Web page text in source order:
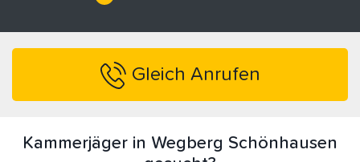
Gleich Anrufen
Kammerjäger in Wegberg Schönhausen